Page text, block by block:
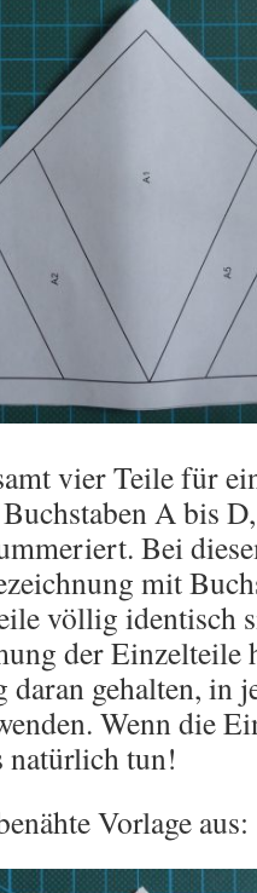
vier Teile für
A bis
Bei
mit
völlig identisch
der Einzelteile
daran gehalten, in
Wenn die
natürlich tun!
Vorlage aus: